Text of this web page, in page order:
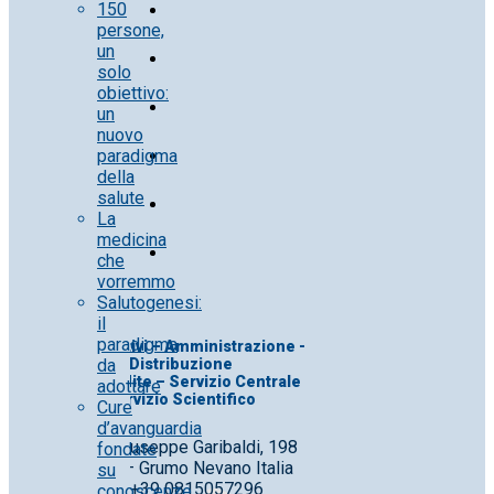
150
persone,
un
solo
obiettivo:
un
nuovo
paradigma
della
salute
La
medicina
che
vorremmo
Salutogenesi:
il
paradigma
da
adottare
Cure
d’avanguardia
fondate
su
Uff. Direttivi – Amministrazione -
Distribuzione
Uff. Vendite – Servizio Centrale
Servizio Scientifico
Corso Giuseppe Garibaldi, 198
80028 – Grumo Nevano Italia
Tel. +39 0815057296